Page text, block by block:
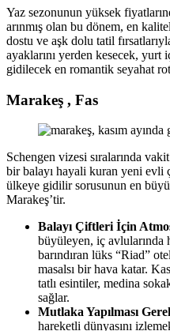
Yaz sezonunun yüksek
arınmış olan bu dönem, en
dostu ve aşk dolu tatil
ayaklarını yerden kesecek, yurt
gidilecek en romantik seyahat
Marakeş , Fas
Schengen vizesi sıralarında
bir balayı hayali kuran yeni evli
ülkeye gidilir sorusunun en
Marakeş’tir.
Balayı Çiftleri İçin
büyüleyen, iç
barındıran lüks “Riad”
masalsı bir hava katar.
tatlı esintiler, medina
sağlar.
Mutlaka Yapılması
hareketli dünyasını